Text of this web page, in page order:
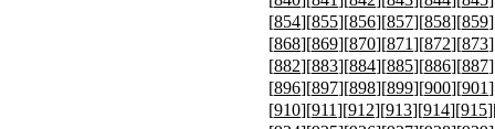
[854][855][856][857][858][859
[868][869][870][871][872][873
[882][883][884][885][886][887
[896][897][898][899][900][901
[910][911][912][913][914][915